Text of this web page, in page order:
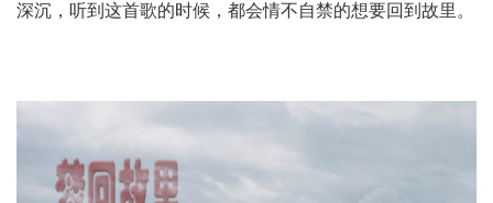
深沉，听到这首歌的时候，都会情不自禁的想要回到故里。